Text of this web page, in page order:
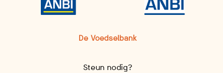
De Voedselbank
Steun nodig?